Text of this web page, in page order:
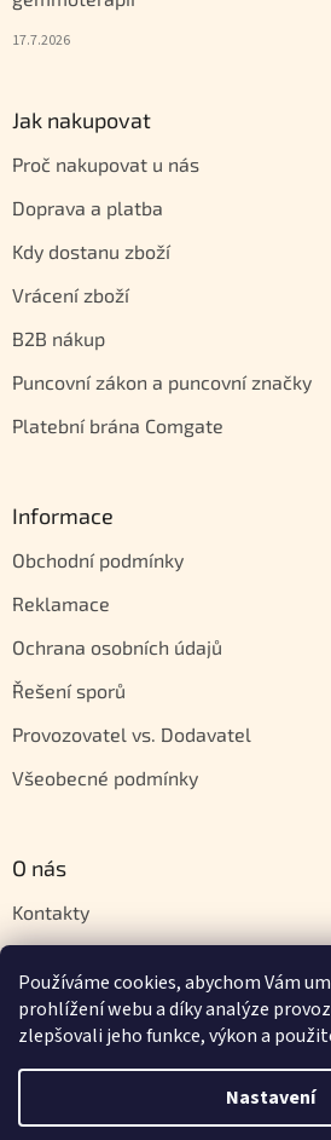
Používáme cookies, abychom Vám
prohlížení webu a díky analýze
zlepšovali jeho funkce, výkon a
Nastavení
17.7.2026
Jak nakupovat
Proč nakupovat u nás
Doprava a platba
Kdy dostanu zboží
Vrácení zboží
B2B nákup
Puncovní zákon a puncovní značky
Platební brána Comgate
Informace
Obchodní podmínky
Reklamace
Ochrana osobních údajů
Řešení sporů
Provozovatel vs. Dodavatel
Všeobecné podmínky
O nás
Kontakty
Napište nám
Vytvořil